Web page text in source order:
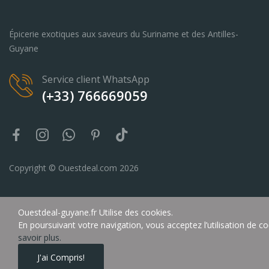
Épicerie exotiques aux saveurs du Suriname et des Antilles-
Guyane
Service client WhatsApp
(+33) 766669059
Copyright © Ouestdeal.com 2026
Ouestdeal-guyane.fr Utilise des cookies.
En poursuivant votre navigation, vous acceptez l’utilisation de
savoir plus.
J'ai Compris!